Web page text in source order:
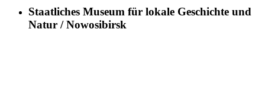
Staatliches Museum für lokale Geschichte und
Natur / Nowosibirsk